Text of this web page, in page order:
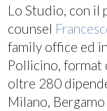
Lo Studio, con il
counsel
family office ed
Pollicino, format
oltre 280
Milano, Bergamo